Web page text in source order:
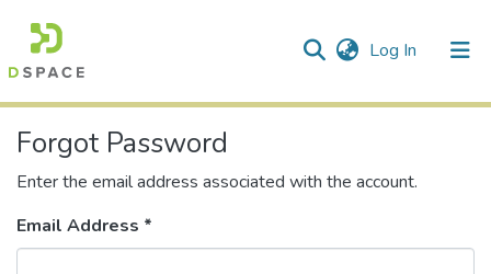
Log In (current)
Forgot Password
Enter the email address associated with the account.
Email Address *